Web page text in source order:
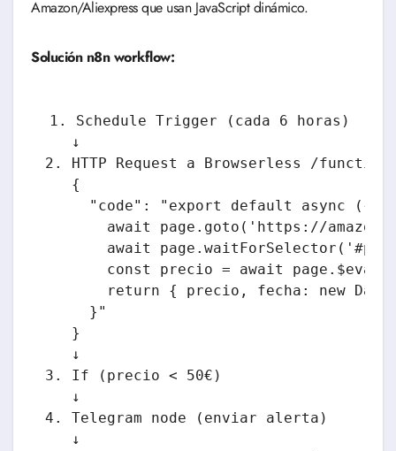
Amazon/Aliexpress que usan JavaScript dinámico.
Solución n8n workflow:
1. Schedule Trigger (cada 6 horas)
   ↓
2. HTTP Request a Browserless /function
   {
"code": "export default async ({
await page.goto('https://
await
const precio = await
return { precio, fecha: new
     }"
   }
   ↓
3. If (precio < 50€)
   ↓
4. Telegram node (enviar alerta)
   ↓